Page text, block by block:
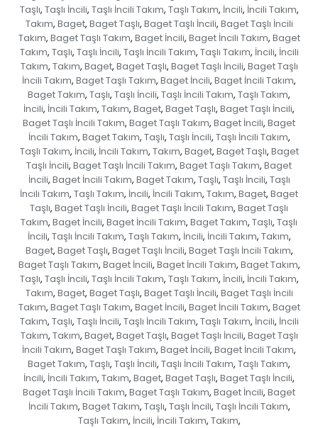
Taşlı, Taşlı İncili, Taşlı İncili Takım, Taşlı Takım, İncili, İncili Takım,
Takım, Baget, Baget Taşlı, Baget Taşlı İncili, Baget Taşlı İncili
Takım, Baget Taşlı Takım, Baget İncili, Baget İncili Takım, Baget
Takım, Taşlı, Taşlı İncili, Taşlı İncili Takım, Taşlı Takım, İncili, İncili
Takım, Takım, Baget, Baget Taşlı, Baget Taşlı İncili, Baget Taşlı
İncili Takım, Baget Taşlı Takım, Baget İncili, Baget İncili Takım,
Baget Takım, Taşlı, Taşlı İncili, Taşlı İncili Takım, Taşlı Takım,
İncili, İncili Takım, Takım, Baget, Baget Taşlı, Baget Taşlı İncili,
Baget Taşlı İncili Takım, Baget Taşlı Takım, Baget İncili, Baget
İncili Takım, Baget Takım, Taşlı, Taşlı İncili, Taşlı İncili Takım,
Taşlı Takım, İncili, İncili Takım, Takım, Baget, Baget Taşlı, Baget
Taşlı İncili, Baget Taşlı İncili Takım, Baget Taşlı Takım, Baget
İncili, Baget İncili Takım, Baget Takım, Taşlı, Taşlı İncili, Taşlı
İncili Takım, Taşlı Takım, İncili, İncili Takım, Takım, Baget, Baget
Taşlı, Baget Taşlı İncili, Baget Taşlı İncili Takım, Baget Taşlı
Takım, Baget İncili, Baget İncili Takım, Baget Takım, Taşlı, Taşlı
İncili, Taşlı İncili Takım, Taşlı Takım, İncili, İncili Takım, Takım,
Baget, Baget Taşlı, Baget Taşlı İncili, Baget Taşlı İncili Takım,
Baget Taşlı Takım, Baget İncili, Baget İncili Takım, Baget Takım,
Taşlı, Taşlı İncili, Taşlı İncili Takım, Taşlı Takım, İncili, İncili Takım,
Takım, Baget, Baget Taşlı, Baget Taşlı İncili, Baget Taşlı İncili
Takım, Baget Taşlı Takım, Baget İncili, Baget İncili Takım, Baget
Takım, Taşlı, Taşlı İncili, Taşlı İncili Takım, Taşlı Takım, İncili, İncili
Takım, Takım, Baget, Baget Taşlı, Baget Taşlı İncili, Baget Taşlı
İncili Takım, Baget Taşlı Takım, Baget İncili, Baget İncili Takım,
Baget Takım, Taşlı, Taşlı İncili, Taşlı İncili Takım, Taşlı Takım,
İncili, İncili Takım, Takım, Baget, Baget Taşlı, Baget Taşlı İncili,
Baget Taşlı İncili Takım, Baget Taşlı Takım, Baget İncili, Baget
İncili Takım, Baget Takım, Taşlı, Taşlı İncili, Taşlı İncili Takım,
Taşlı Takım, İncili, İncili Takım, Takım,